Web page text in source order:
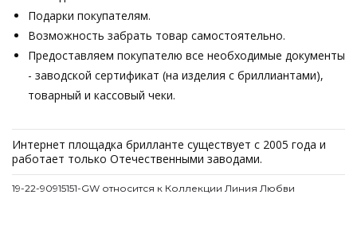
Подарки покупателям.
Возможность забрать товар самостоятельно.
Предоставляем покупателю все необходимые документы
- заводской сертификат (на изделия с бриллиантами),
товарный и кассовый чеки.
Интернет площадка брилланте существует с 2005 года и
работает только Отечественными заводами.
19-22-90915151-GW относится к Коллекции Линия Любви